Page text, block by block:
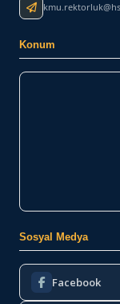
Konum
Sosyal Medya
Facebook